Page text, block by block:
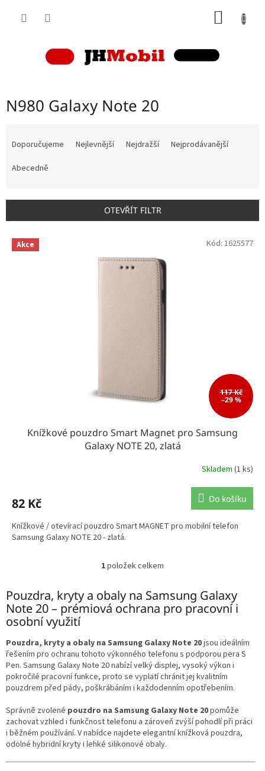
N980 Galaxy Note 20
r
o
d
Doporučujeme Nejlevnější Nejdražší
Nejprodávanější
Abecedně
OTEVŘÍT FILTR
V Akce
117 Kč
–29 %
Knížkové pouzdro Smart Magnet pro Samsung
Galaxy NOTE 20, zlatá
Skladem (1 ks)
82 Kč Do košíku
Knížkové / otevírací pouzdro Smart MAGNET pro mobilní telefon
Samsung Galaxy NOTE 20 - zlatá.
Kód: 1625577
O
l
á
d
c
í
p
r
v
k
y
v
ý
p
i
s
1položek celkem
Pouzdra, kryty a obaly na Samsung Galaxy
Note 20 – prémiová ochrana pro pracovní i
osobní využití
Pouzdra, kryty a obaly na Samsung Galaxy Note 20jsou ideálním
řešením pro ochranu tohoto výkonného telefonu s podporou pera S
Pen. Samsung Galaxy Note 20 nabízí velký displej, vysoký výkon i
pokročilé pracovní funkce, proto se vyplatí chránit jej kvalitním
pouzdrem před pády, poškrábáním i každodenním opotřebením.
Správně zvolené pouzdro na Samsung Galaxy Note 20pomůže
zachovat vzhled i funkčnost telefonu a zároveň zvýší pohodlí při práci
i běžném používání. V nabídce najdete elegantní knížková pouzdra,
odolné hybridní kryty i lehké silikonové obaly.